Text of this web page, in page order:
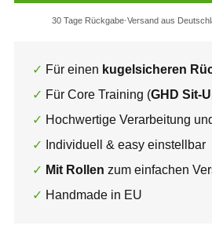
30 Tage Rückgabe Versand aus
Für einen kugelsicheren
Für Core Training (GHD Sit-
Hochwertige Verarbeitung
Individuell & easy einstellbar
Mit Rollen zum einfachen
Handmade in EU